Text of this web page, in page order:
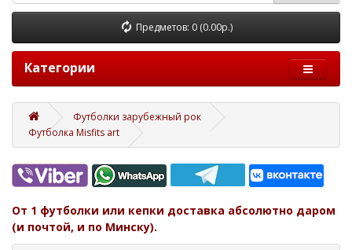
Предметов: 0 (0.00р.)
Категории
Футболки зарубежный рок
Футболка Misfits art
От 1 футболки или кепки доставка абсолютно даром
(и почтой, и по Минску).